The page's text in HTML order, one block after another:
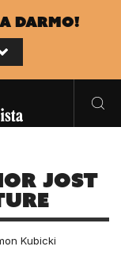
darmo!
Jost
Kubicki